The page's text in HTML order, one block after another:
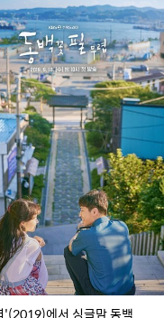
'(2019)에서 싱글맘 동백